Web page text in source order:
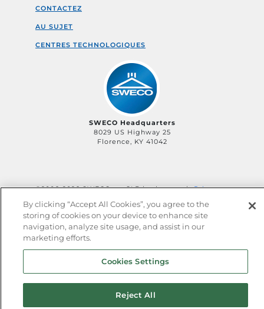
CONTACTEZ
AU SUJET
CENTRES TECHNOLOGIQUES
SWECO Headquarters
8029 US Highway 25
Florence, KY 41042
©2006-2026SWECO, an SLB business unitPrivacy
By clicking “Accept All Cookies”, you agree to the
storing of cookies on your device to enhance site
navigation, analyze site usage, and assist in our
marketing efforts.
Cookies Settings
Reject All